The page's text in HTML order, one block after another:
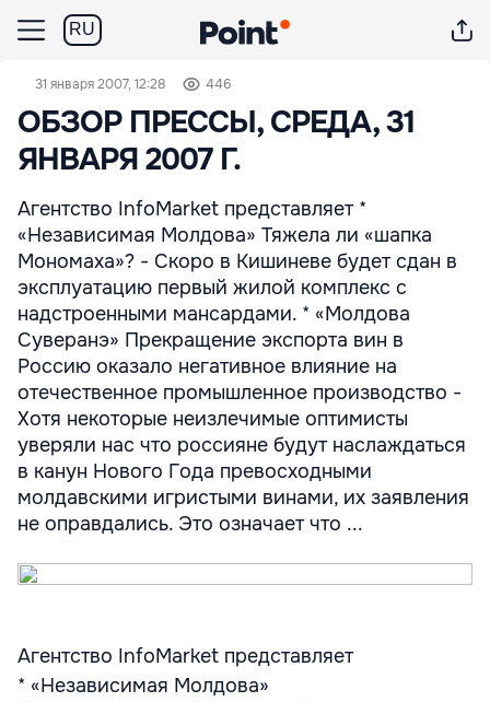
RU
31 января 2007, 12:28 446
ОБЗОР ПРЕССЫ, СРЕДА, 31
ЯНВАРЯ 2007 Г.
Агентство InfoMarket представляет *
«Независимая Молдова» Тяжела ли «шапка
Мономаха»? - Скоро в Кишиневе будет сдан в
эксплуатацию первый жилой комплекс с
надстроенными мансардами. * «Молдова
Суверанэ» Прекращение экспорта вин в
Россию оказало негативное влияние на
отечественное промышленное производство -
Хотя некоторые неизлечимые оптимисты
уверяли нас что россияне будут наслаждаться
в канун Нового Года превосходными
молдавскими игристыми винами, их заявления
не оправдались. Это означает что ...
Агентство InfoMarket представляет
* «Независимая Молдова»